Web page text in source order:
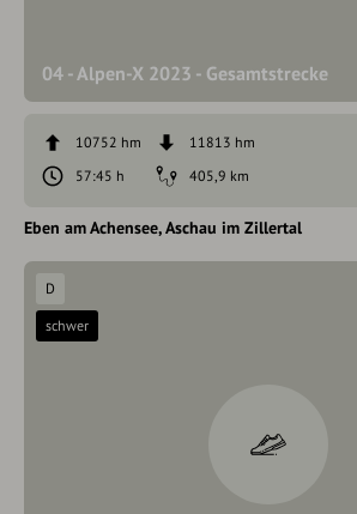
04 - Alpen-X 2023 - Gesamtstrecke
10752 hm
11813 hm
57:45 h
405,9 km
Eben am Achensee Aschau im Zillertal
D
schwer